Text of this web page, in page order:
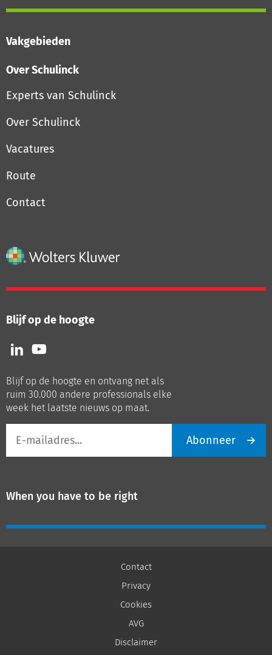
Vakgebieden
Over Schulinck
Experts van Schulinck
Over Schulinck
Vacatures
Route
Contact
Blijf op de hoogte
Volg
ons
LinkedIn
Volg
ons
Youtube
Blijf op de hoogte en ontvang net als
ruim 30.000 andere professionals elke
week het laatste nieuws op maat.
mailadres
Abonneer
When you have to be right
Contact
Privacy
Cookies
AVG
Disclaimer